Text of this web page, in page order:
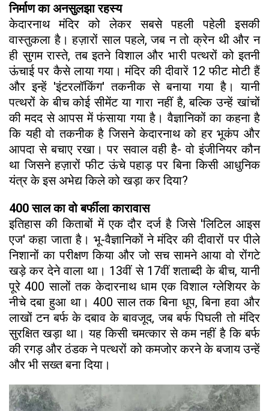
निर्माण का अनसुलझा रहस्य
केदारनाथ मंदिर को लेकर सबसे पहली पहेली इसकी
वास्तुकला है। हज़ारों साल पहले, जब न तो क्रेन थी और न
ही सुगम रास्ते, तब इतने विशाल और भारी पत्थरों को इतनी
ऊंचाई पर कैसे लाया गया। मंदिर की दीवारें 12 फीट मोटी हैं
और इन्हें 'इंटरलॉकिंग' तकनीक से बनाया गया है। यानी
पत्थरों के बीच कोई सीमेंट या गारा नहीं है, बल्कि उन्हें खांचों
की मदद से आपस में फंसाया गया है। वैज्ञानिकों का कहना है
कि यही वो तकनीक है जिसने केदारनाथ को हर भूकंप और
आपदा से बचाए रखा। पर सवाल वही है- वो इंजीनियर कौन
था जिसने हज़ारों फीट ऊंचे पहाड़ पर बिना किसी आधुनिक
यंत्र के इस अभेद्य किले को खड़ा कर दिया?
400 साल का वो बर्फीला कारावास
इतिहास की किताबों में एक दौर दर्ज है जिसे 'लिटिल आइस
एज' कहा जाता है। भू-वैज्ञानिकों ने मंदिर की दीवारों पर पीले
निशानों का परीक्षण किया और जो सच सामने आया वो रोंगटे
खड़े कर देने वाला था। 13वीं से 17वीं शताब्दी के बीच, यानी
पूरे 400 सालों तक केदारनाथ धाम एक विशाल ग्लेशियर के
नीचे दबा हुआ था। 400 साल तक बिना धूप, बिना हवा और
लाखों टन बर्फ के दबाव के बावजूद, जब बर्फ पिघली तो मंदिर
सुरक्षित खड़ा था। यह किसी चमत्कार से कम नहीं है कि बर्फ
की रगड़ और ठंडक ने पत्थरों को कमजोर करने के बजाय उन्हें
और भी सख्त बना दिया।